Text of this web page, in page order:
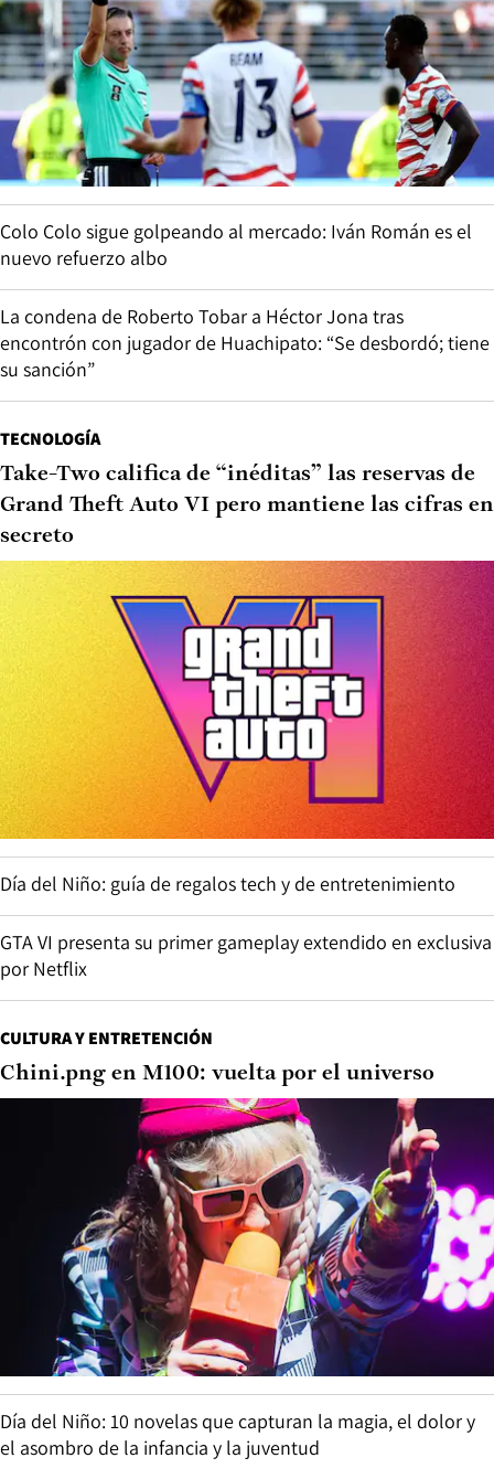
Colo Colo sigue golpeando al mercado: Iván Román es el
nuevo refuerzo albo
La condena de Roberto Tobar a Héctor Jona tras
encontrón con jugador de Huachipato: “Se desbordó; tiene
su sanción”
TECNOLOGÍA
Take-Two califica de “inéditas” las reservas de
Grand Theft Auto VI pero mantiene las cifras en
secreto
Día del Niño: guía de regalos tech y de entretenimiento
GTA VI presenta su primer gameplay extendido en exclusiva
por Netflix
CULTURA Y ENTRETENCIÓN
Chini.png en M100: vuelta por el universo
Día del Niño: 10 novelas que capturan la magia, el dolor y
el asombro de la infancia y la juventud